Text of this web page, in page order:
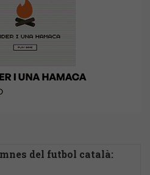
del futbol català: